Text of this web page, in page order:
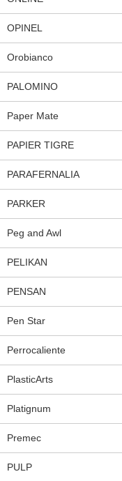
OPINEL
Orobianco
PALOMINO
Paper Mate
PAPIER TIGRE
PARAFERNALIA
PARKER
Peg and Awl
PELIKAN
PENSAN
Pen Star
Perrocaliente
PlasticArts
Platignum
Premec
PULP